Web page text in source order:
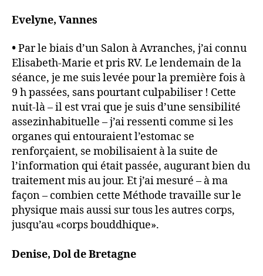
Evelyne, Vannes
•Par le biais d’un Salon à Avranches, j’ai connu
Elisabeth-Marie et pris RV. Le lendemain de la
séance, je me suis levée pour la première fois à
9 h passées, sans pourtant culpabiliser ! Cette
nuit-là – il est vrai que je suis d’une sensibilité
assezinhabituelle – j’ai ressenti comme si les
organes qui entouraient l’estomac se
renforçaient, se mobilisaient à la suite de
l’information qui était passée, augurant bien du
traitement mis au jour. Et j’ai mesuré – à ma
façon – combien cette Méthode travaille sur le
physique mais aussi sur tous les autres corps,
jusqu’au «corps bouddhique».
Denise, Dol de Bretagne